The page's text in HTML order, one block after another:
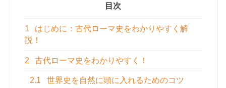
目次
1
はじめに：古代ローマ史をわかりやすく解
説！
2 古代ローマ史をわかりやすく！
2.1 世界史を自然に頭に入れるためのコツ